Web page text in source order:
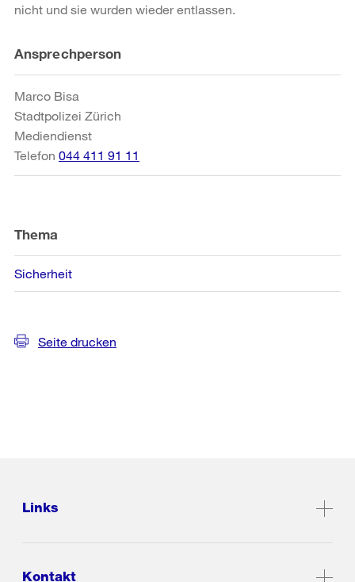
nicht und sie wurden wieder entlassen.
Weitere
Informationen
Ansprechperson
Marco Bisa
Stadtpolizei Zürich
Mediendienst
Telefon 044 411 91 11
Thema
Sicherheit
Seite drucken
Links
Kontakt